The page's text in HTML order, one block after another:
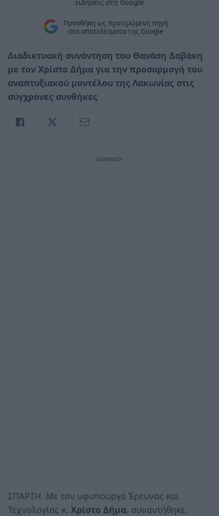
ειδήσεις στη Google
Προσθήκη ως προτιμώμενη πηγή
στα αποτελέσματα της Google
Διαδικτυακή συνάντηση του Θανάση Δαβάκη
με τον Χρίστο Δήμα για την προσαρμογή του
αναπτυξιακού μοντέλου της Λακωνίας στις
σύγχρονες συνθήκες
ΣΠΑΡΤΗ. Με τον υφυπουργό Έρευνας και
Τεχνολογίας κ. Χρίστο Δήμα, συναντήθηκε,